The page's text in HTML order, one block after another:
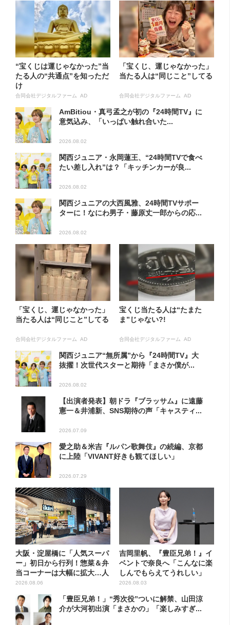
“宝くじは運じゃなかった”当
たる人の“共通点”を知っただ
け
合同会社デジタルファーム AD
「宝くじ、運じゃなかった」
当たる人は“同じこと”してる
合同会社デジタルファーム AD
AmBitiou・真弓孟之が初の『24時間TV』に
意気込み、「いっぱい触れ合いた...
2026.08.02
関西ジュニア・永岡蓮王、“24時間TVで食べ
たい差し入れ”は？「キッチンカーが良...
2026.08.02
関西ジュニアの大西風雅、24時間TVサポー
ターに！なにわ男子・藤原丈一郎からの応...
2026.08.02
「宝くじ、運じゃなかった」
当たる人は“同じこと”してる
合同会社デジタルファーム AD
宝くじ当たる人は“たまた
ま”じゃない?!
合同会社デジタルファーム AD
関西ジュニア“無所属”から『24時間TV』大
抜擢！次世代スターと期待「まさか僕が...
2026.08.02
【出演者発表】朝ドラ『ブラッサム』に遠藤
憲一＆井浦新、SNS期待の声「キャスティ...
2026.07.09
愛之助＆米吉『ルパン歌舞伎』の続編、京都
に上陸「VIVANT好きも観てほしい」
2026.07.29
大阪・淀屋橋に「人気スーパ
ー」初日から行列！惣菜＆弁
当コーナーは大幅に拡大…人
気...
2026.08.06
吉岡里帆、『豊臣兄弟！』イ
ベントで奈良へ「こんなに楽
しんでもらえてうれしい」
2026.08.03
「豊臣兄弟！」“秀次役”ついに解禁、山田涼
介が大河初出演「まさかの」「楽しみすぎ...